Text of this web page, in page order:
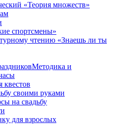
«Теория множеств»
спортсмены»
чтению «Знаешь ли ты
Методика и
квестов
своими руками
на свадьбу
для взрослых